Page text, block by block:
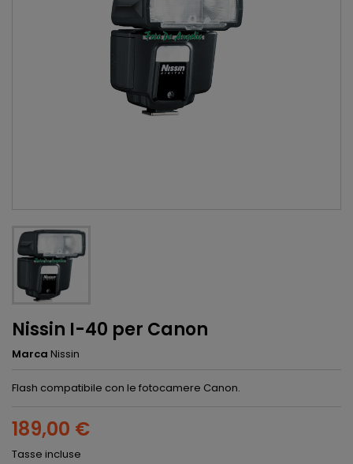
Nissin I-40 per Canon
Marca Nissin
Flash compatibile con le fotocamere Canon.
189,00 €
Tasse incluse